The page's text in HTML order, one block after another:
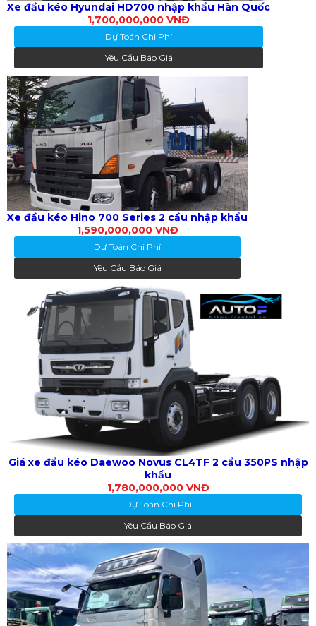
Xe đầu kéo Hyundai HD700 nhập khẩu Hàn Quốc
1,700,000,000 VNĐ
Dự Toán Chi Phí
Yêu Cầu Báo Giá
Xe đầu kéo Hino 700 Series 2 cầu nhập khẩu
1,590,000,000 VNĐ
Dự Toán Chi Phí
Yêu Cầu Báo Giá
Giá xe đầu kéo Daewoo Novus CL4TF 2 cầu 350PS nhập
khẩu
1,780,000,000 VNĐ
Dự Toán Chi Phí
Yêu Cầu Báo Giá